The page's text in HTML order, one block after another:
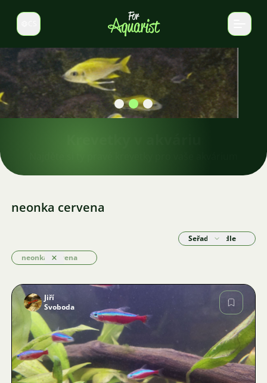
Select language
neonka cervena
neonka cervena
Odstranit
Seřadit podle
Obrázek
Jiří
Svoboda